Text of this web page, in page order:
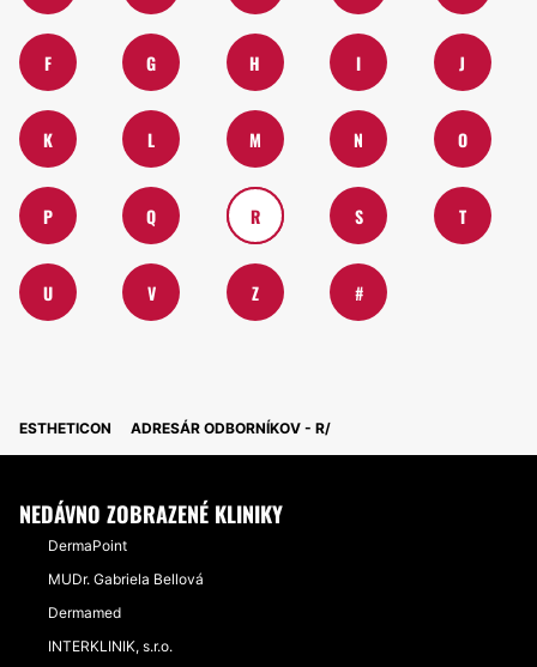
F G H I J
K L M N O
P Q R S T
U V Z #
ESTHETICON ADRESÁR ODBORNÍKOV - R
NEDÁVNO ZOBRAZENÉ KLINIKY
DermaPoint
MUDr. Gabriela Bellová
Dermamed
INTERKLINIK, s.r.o.